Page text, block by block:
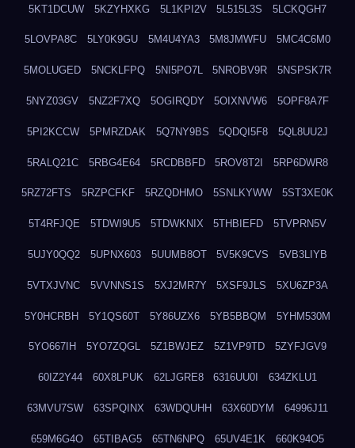
5KT1DCUW 5KZYHXKG 5L1KPI2V 5L515L3S 5LCKQGH7
5LOVPA8C 5LY0K9GU 5M4U4YA3 5M8JMWFU 5MC4C6M0
5MOLUGED 5NCKLFPQ 5NI5PO7L 5NROBV9R 5NSPSK7R
5NYZ03GV 5NZ2F7XQ 5OGIRQDY 5OIXNVW6 5OPF8A7F
5PI2KCCW 5PMRZDAK 5Q7NY9BS 5QDQI5F8 5QL8UU2J
5RALQ21C 5RBG4E64 5RCDBBFD 5ROV8T2I 5RP6DWR8
5RZ72FTS 5RZPCFKF 5RZQDHMO 5SNLKYWW 5ST3XE0K
5T4RFJQE 5TDWI9U5 5TDWKNIX 5THBIEFD 5TVPRN5V
5UJY0QQ2 5UPNX603 5UUMB8OT 5V5K9CVS 5VB3LIYB
5VTXJVNC 5VVNNS1S 5XJ2MR7Y 5XSF9JLS 5XU6ZP3A
5Y0HCRBH 5Y1QS60T 5Y86UZX6 5YB5BBQM 5YHM530M
5YO667IH 5YO7ZQGL 5Z1BWJEZ 5Z1VP9TD 5ZYFJGV9
60IZ2Y44 60X8LPUK 62LJGRE8 6316UU0I 634ZKLU1
63MVU7SW 63SPQINX 63WDQUHH 63X60DYM 64996J11
659M6G4O 65TIBAG5 65TN6NPQ 65UV4E1K 660K94O5